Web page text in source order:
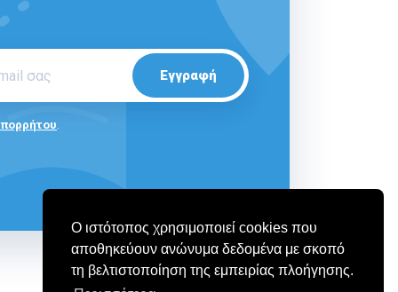
Ο ιστότοπος χρησιμοποιεί cookies που
αποθηκεύουν ανώνυμα δεδομένα με σκοπό
τη βελτιστοποίηση της εμπειρίας πλοήγησης.
Εγγραφή